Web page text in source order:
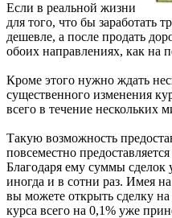
Если в реальной жизни
для того, что бы заработать
дешевле, а после продать
обоих направлениях, как на
Кроме этого нужно ждать
существенного изменения
всего в течение нескольких
Такую возможность
повсеместно
Благодаря ему суммы сделок
иногда и в сотни раз. Имея
вы можете открыть сделку
курса всего на 0,1% уже